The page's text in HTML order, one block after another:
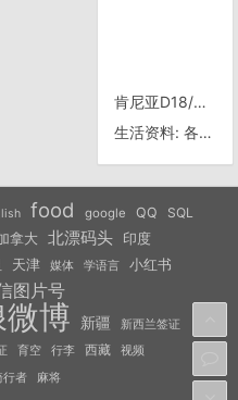
肯尼亚D18/0517，Kitale
生活资料: 各大银行借记卡取款手续费比较表
food google QQ SQL
拿大 北漂码头 印度
天津 媒体 学语言 小红书
图片号
博 新疆 新西兰签证
育空 行李 西藏 视频
行者 麻将